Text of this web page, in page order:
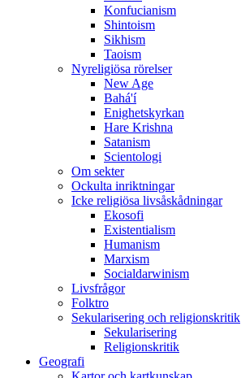
Konfucianism
Shintoism
Sikhism
Taoism
Nyreligiösa rörelser
New Age
Bahá'í
Enighetskyrkan
Hare Krishna
Satanism
Scientologi
Om sekter
Ockulta inriktningar
Icke religiösa livsåskådningar
Ekosofi
Existentialism
Humanism
Marxism
Socialdarwinism
Livsfrågor
Folktro
Sekularisering och religionskritik
Sekularisering
Religionskritik
Geografi